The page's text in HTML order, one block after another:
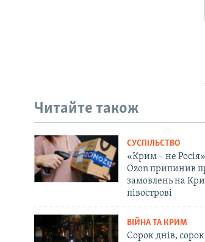
Читайте також
СУСПІЛЬСТВО
«Крим – не
Ozon припинив
замовлень на
півострові
ВІЙНА ТА КРИМ
Сорок днів,